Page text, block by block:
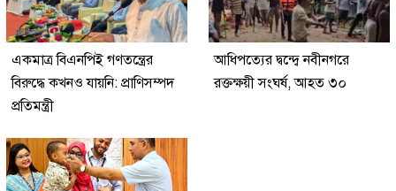
একমাত্র বিএনপিই গণতন্ত্রের
বিরুদ্ধে কখনও যায়নি: প্রাণিসম্পদ
প্রতিমন্ত্রী
আধিপত্যের দ্বন্দ্বে নবীনগরে
রক্তক্ষয়ী সংঘর্ষ, আহত ৩০